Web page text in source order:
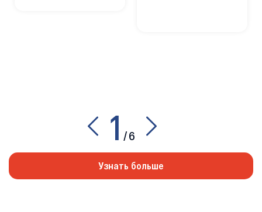
1 /6
Узнать больше